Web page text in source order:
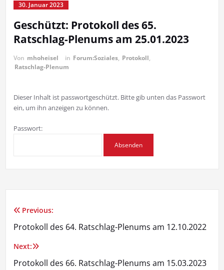
30. Januar 2023
Geschützt: Protokoll des 65.
Ratschlag-Plenums am 25.01.2023
Von mhoheisel in Forum:Soziales, Protokoll,
Ratschlag-Plenum
Dieser Inhalt ist passwortgeschützt. Bitte gib unten das Passwort
ein, um ihn anzeigen zu können.
Passwort:
Beitragsnavigation
Previous:
Protokoll des 64. Ratschlag-Plenums am 12.10.2022
Next:
Protokoll des 66. Ratschlag-Plenums am 15.03.2023